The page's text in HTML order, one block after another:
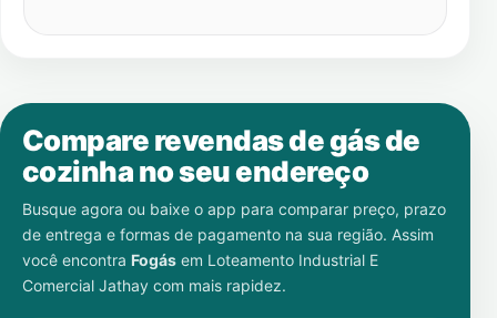
Compare revendas de gás de
cozinha no seu endereço
Busque agora ou baixe o app para comparar preço, prazo
de entrega e formas de pagamento na sua região. Assim
você encontra Fogás em Loteamento Industrial E
Comercial Jathay com mais rapidez.